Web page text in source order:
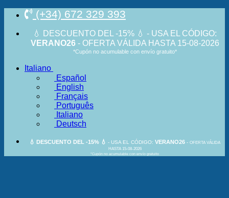
contenuti
(+34) 672 329 393
💧 DESCUENTO DEL -15% 💧 - USA EL CÓDIGO:
VERANO26- OFERTA VÁLIDA HASTA 15-08-2026
*Cupón no acumulable con envío gratuito*
Italiano
Español
English
Français
Português
Italiano
Deutsch
💧 DESCUENTO DEL -15% 💧 - USA EL CÓDIGO: VERANO26 - OFERTA VÁLIDA
HASTA 15-08-2026
*Cupón no acumulable con envío gratuito